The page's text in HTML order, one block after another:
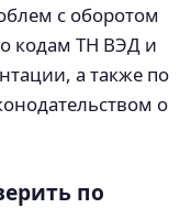
с оборотом
кодам ТН ВЭД и
а также по
о
по